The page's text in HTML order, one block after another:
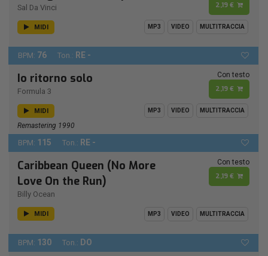
Sal Da Vinci 2,19 €
MIDI MP3 VIDEO MULTITRACCIA
BPM: 76 Ton.: RE -
Io ritorno solo
Formula 3
Con testo
2,19 €
MIDI MP3 VIDEO MULTITRACCIA
Remastering 1990
BPM: 115 Ton.: RE -
Caribbean Queen (No More
Love On the Run)
Billy Ocean
Con testo
2,19 €
MIDI MP3 VIDEO MULTITRACCIA
BPM: 130 Ton.: DO